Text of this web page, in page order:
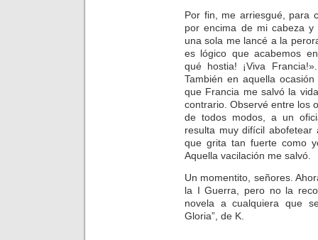
Por fin, me arriesgué,
por encima de mi cabeza
una sola me lancé a la
es lógico que acabemos
qué hostia! ¡Viva
También en aquella
que Francia me salvó la
contrario. Observé entre los
de todos modos, a un
resulta muy difícil
que grita tan fuerte como
Aquella vacilación me salvó.
Un momentito, señores.
la I Guerra, pero no la
novela a cualquiera que
Gloria”, de K.